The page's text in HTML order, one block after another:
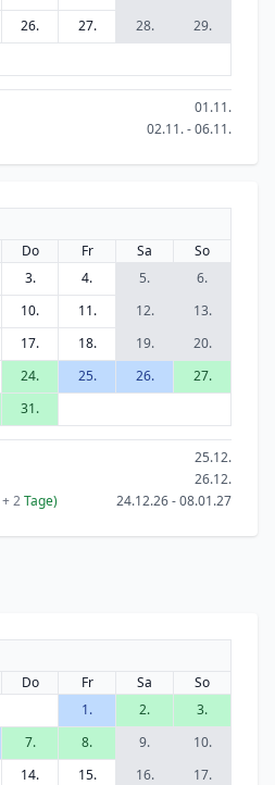
26. 27. 28.
29.
01.11.
02.11. - 06.11.
Do Fr Sa
So
3. 4. 5.
6.
10. 11. 12.
13.
17. 18. 19.
20.
24. 25. 26.
27.
31.
25.12.
26.12.
+ 2Tage) 24.12.26 - 08.01.27
Do Fr Sa
So
1.
2.
3.
7. 8. 9.
10.
14. 15. 16.
17.